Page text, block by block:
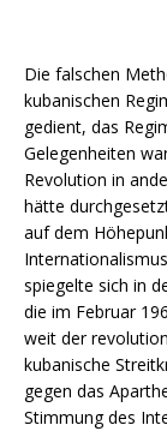
Die falschen
kubanischen
gedient, das
Gelegenheiten
Revolution in
hätte
auf dem
spiegelte sich in
die im Februar
weit der
kubanische
gegen das
Stimmung des